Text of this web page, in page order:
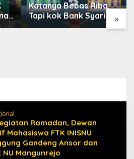
»
Katanya Bebas Riba,
Tapi kok Bank Syariah
Terasa Lebih Mahal?
Ramadan, Dewan
Mahasiswa FTK INISNU
Gandeng Ansor dan
Mangunrejo